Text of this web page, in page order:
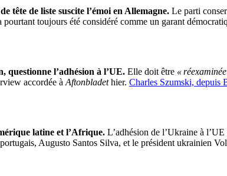
tête de liste suscite l’émoi en Allemagne. Le parti
toujours été considéré comme un garant
questionne l’adhésion à l’UE. Elle doit être « réexaminée
accordée à Aftonbladethier. Charles Szumski, depuis
latine et l’Afrique. L’adhésion de l’Ukraine à
Augusto Santos Silva, et le président ukrainien